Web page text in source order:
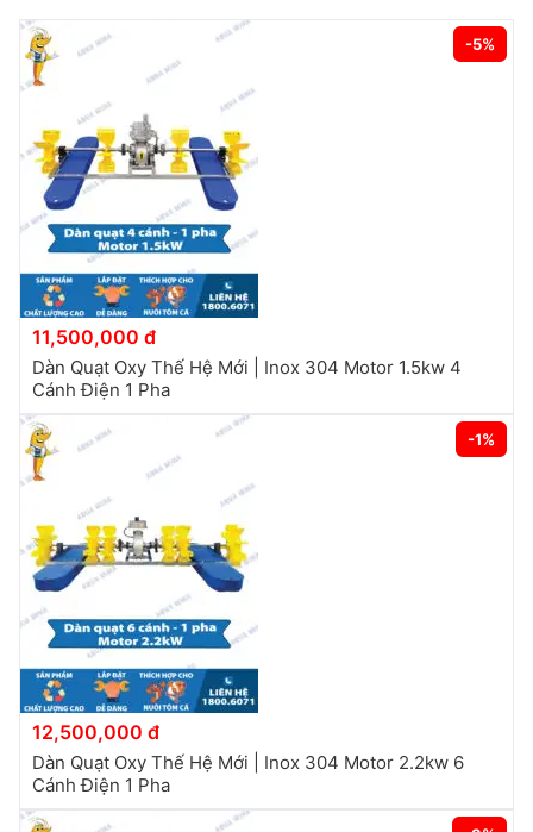
-5%
11,500,000 đ
Dàn Quạt Oxy Thế Hệ Mới | Inox 304 Motor 1.5kw 4
Cánh Điện 1 Pha
-1%
12,500,000 đ
Dàn Quạt Oxy Thế Hệ Mới | Inox 304 Motor 2.2kw 6
Cánh Điện 1 Pha